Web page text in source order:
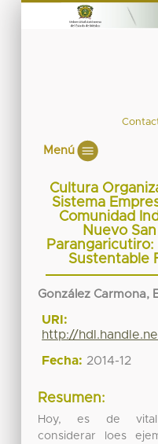
Menú
Cultura
Sistema
Comunidad
Nuevo
Parangaricutiro:
Sustentable
González Carmona,
URI:
http://
Fecha: 2014-12
Resumen:
Hoy, es de vital
considerar loes